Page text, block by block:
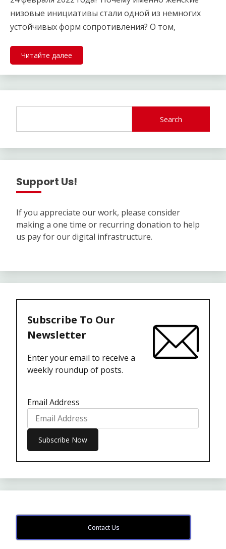
низовые инициативы стали одной из немногих
устойчивых форм сопротивления? О том,
Читайте далее
Search
Support Us!
If you appreciate our work, please consider
making a one time or recurring donation to help
us pay for our digital infrastructure.
Subscribe To Our
Newsletter
Enter your email to receive a
weekly roundup of posts.
Email Address
Contact Us